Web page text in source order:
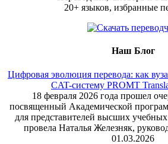
20+ языков, избранные
Наш Блог
Цифровая эволюция перевода: как
CAT-систему PROMT
18 февраля 2026 года прошел
посвященный Академической
для представителей высших
провела Наталья Железняк,
01.03.2026